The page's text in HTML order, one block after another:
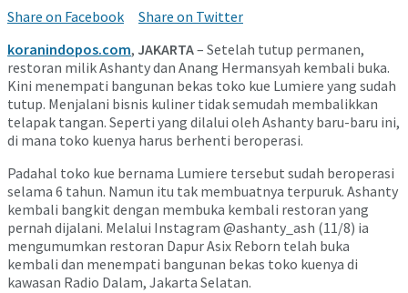
Share on Facebook
Share on Twitter
koranindopos.com, JAKARTA– Setelah tutup permanen,
restoran milik Ashanty dan Anang Hermansyah kembali buka.
Kini menempati bangunan bekas toko kue Lumiere yang sudah
tutup. Menjalani bisnis kuliner tidak semudah membalikkan
telapak tangan. Seperti yang dilalui oleh Ashanty baru-baru ini,
di mana toko kuenya harus berhenti beroperasi.
Padahal toko kue bernama Lumiere tersebut sudah beroperasi
selama 6 tahun. Namun itu tak membuatnya terpuruk. Ashanty
kembali bangkit dengan membuka kembali restoran yang
pernah dijalani. Melalui Instagram @ashanty_ash (11/8) ia
mengumumkan restoran Dapur Asix Reborn telah buka
kembali dan menempati bangunan bekas toko kuenya di
kawasan Radio Dalam, Jakarta Selatan.